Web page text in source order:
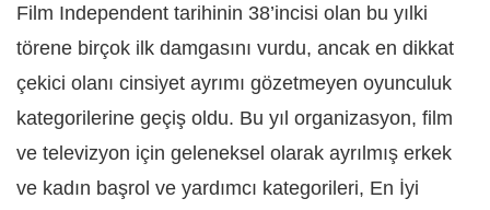
Film Independent tarihinin 38’incisi olan bu yılki
törene birçok ilk damgasını vurdu, ancak en dikkat
çekici olanı cinsiyet ayrımı gözetmeyen oyunculuk
kategorilerine geçiş oldu. Bu yıl organizasyon, film
ve televizyon için geleneksel olarak ayrılmış erkek
ve kadın başrol ve yardımcı kategorileri, En İyi